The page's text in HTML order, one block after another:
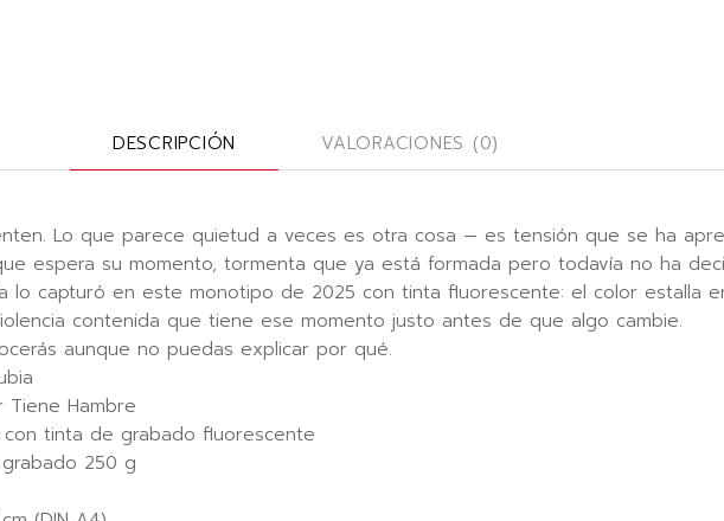
DESCRIPCIÓN VALORACIONES (0)
Lo que parece quietud a veces es otra cosa — es tensión que se ha
espera su momento, tormenta que ya está formada pero todavía no ha
lo capturó en este monotipo de 2025 con tinta fluorescente: el color estalla
contenida que tiene ese momento justo antes de que algo cambie.
aunque no puedas explicar por qué.
Tiene Hambre
tinta de grabado fluorescente
250 g